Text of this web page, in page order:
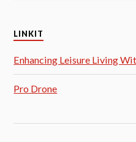
LINKIT
Enhancing Leisure Living
Pro Drone